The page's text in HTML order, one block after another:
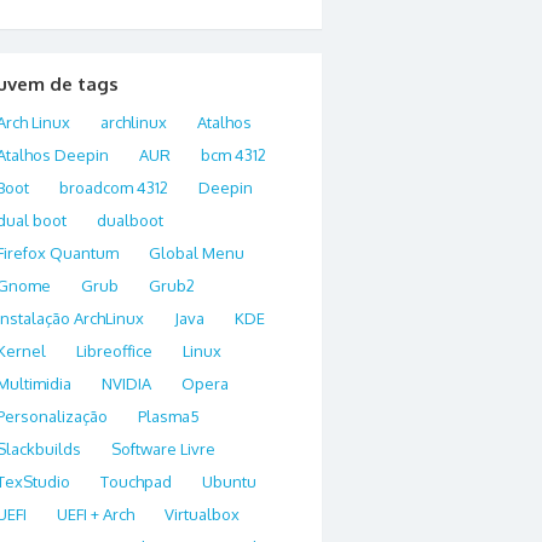
de tags
Linux archlinux
Atalhos
Deepin
AUR
bcm 4312
broadcom 4312
Deepin
boot
dualboot
Quantum
Global Menu
Grub
Grub2
ArchLinux
Java
KDE
Libreoffice
Linux
NVIDIA
Opera
Plasma5
Software Livre
Touchpad
Ubuntu
UEFI + Arch
Virtualbox